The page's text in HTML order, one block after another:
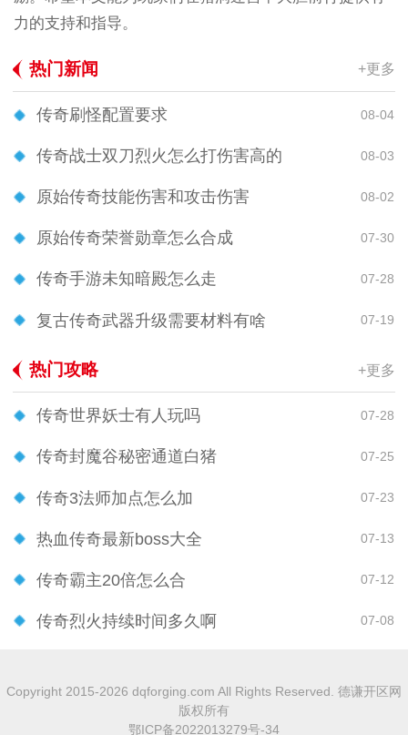
力的支持和指导。
热门新闻 +更多
传奇刷怪配置要求 08-04
传奇战士双刀烈火怎么打伤害高的 08-03
原始传奇技能伤害和攻击伤害 08-02
原始传奇荣誉勋章怎么合成 07-30
传奇手游未知暗殿怎么走 07-28
复古传奇武器升级需要材料有啥 07-19
热门攻略 +更多
传奇世界妖士有人玩吗 07-28
传奇封魔谷秘密通道白猪 07-25
传奇3法师加点怎么加 07-23
热血传奇最新boss大全 07-13
传奇霸主20倍怎么合 07-12
传奇烈火持续时间多久啊 07-08
Copyright 2015-2026 dqforging.com All Rights Reserved. 德谦开区网
版权所有
鄂ICP备2022013279号-34